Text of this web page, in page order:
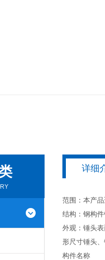
详细
范围：本产
结构：钢构
外观：锤头
形尺寸锤头
构件名称